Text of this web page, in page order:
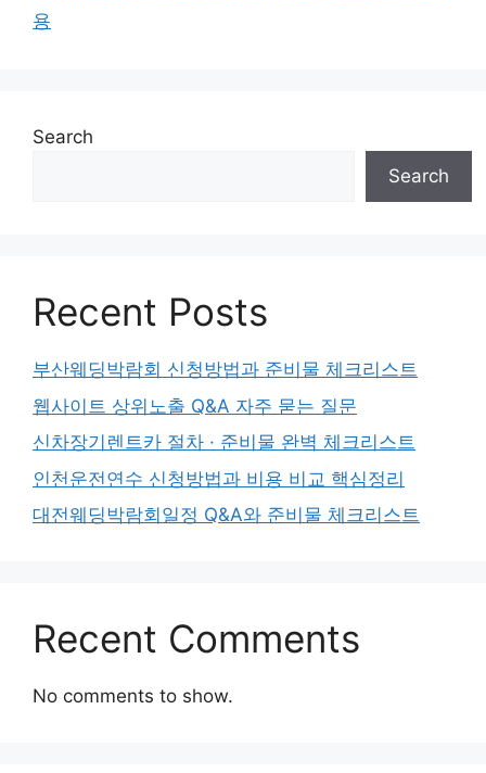
용
Search
Search
Recent Posts
부산웨딩박람회 신청방법과 준비물 체크리스트
웹사이트 상위노출 Q&A 자주 묻는 질문
신차장기렌트카 절차 · 준비물 완벽 체크리스트
인천운전연수 신청방법과 비용 비교 핵심정리
대전웨딩박람회일정 Q&A와 준비물 체크리스트
Recent Comments
No comments to show.